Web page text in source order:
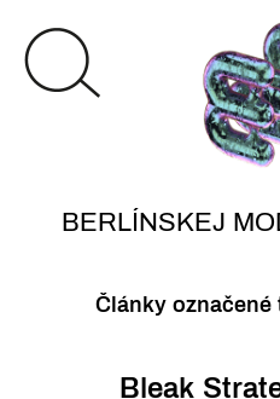
BERLÍNSKEJ
Články označené
Bleak